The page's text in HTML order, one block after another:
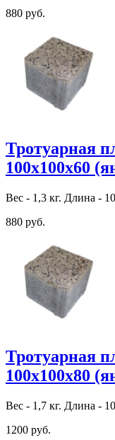
880 руб.
Тротуарная
100х100х60
Вес - 1,3 кг. Длина -
880 руб.
Тротуарная
100х100х80
Вес - 1,7 кг. Длина -
1200 руб.